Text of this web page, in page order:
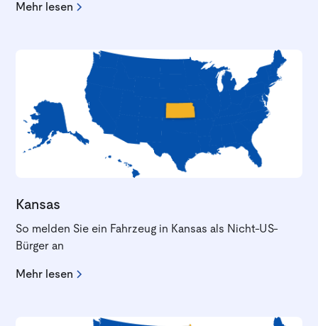
Mehr lesen
Kansas
So melden Sie ein Fahrzeug in Kansas als Nicht-US-
Bürger an
Mehr lesen